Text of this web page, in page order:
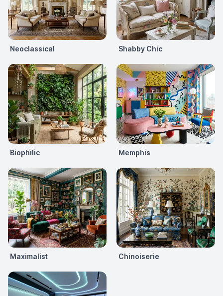
Neoclassical Shabby Chic
Biophilic Memphis
Maximalist Chinoiserie